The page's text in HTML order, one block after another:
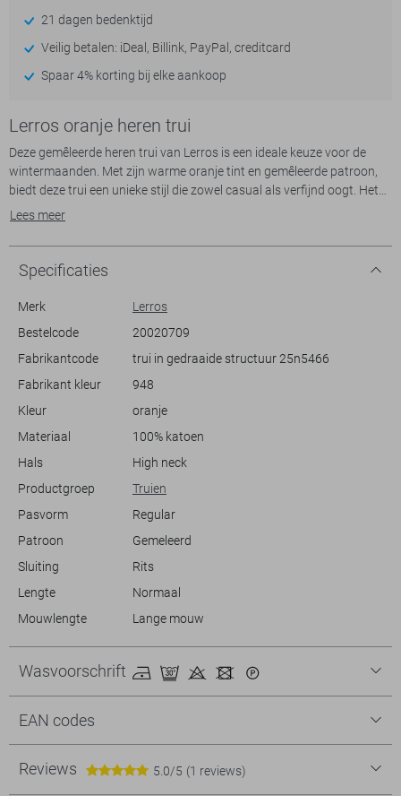
21 dagen bedenktijd
Veilig betalen: iDeal, Billink, PayPal, creditcard
Spaar 4% korting bij elke aankoop
Lerros oranje heren trui
Deze gemêleerde heren trui van Lerros is een ideale keuze voor de
wintermaanden. Met zijn warme oranje tint en gemêleerde patroon,
biedt deze trui een unieke stijl die zowel casual als verfijnd oogt. Het
hoogwaardige knitwear van 100% katoen zorgt voor draagcomfort
mogelijkheid om flexibel te schakelen tussen een meer open of
gesloten look, perfect voor verschillende weersomstandigheden.
Dankzij de regular fit pasvorm en lange mouwen, past deze Lerros trui
moeiteloos bij diverse outfits. Combineer hem met een nette pantalon
jeans voor een ontspannen weekendlook. Of je nu een dag op kantoor
doorbrengt of een wandeling in het bos maakt, deze trui biedt je de
warmte en stijl die je zoekt tijdens het seizoen. Een duurzame keuze
Lees meer
Specificaties
Merk
Lerros
Bestelcode
20020709
Fabrikantcode
trui in gedraaide structuur 25n5466
Fabrikant kleur
948
Kleur
oranje
Materiaal
100% katoen
Hals
High neck
Productgroep
Truien
Pasvorm
Regular
Patroon
Gemeleerd
Sluiting
Rits
Lengte
Normaal
Mouwlengte
Lange mouw
Wasvoorschrift
EAN codes
Reviews 5.0/5 (1 reviews)